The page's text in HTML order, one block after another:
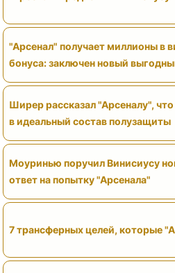
"Арсенал" получает миллионы в
бонуса: заключен новый
Ширер рассказал "Арсеналу",
в идеальный состав полузащиты
Моуринью поручил Винисиусу
ответ на попытку "Арсенала"
7 трансферных целей, которые